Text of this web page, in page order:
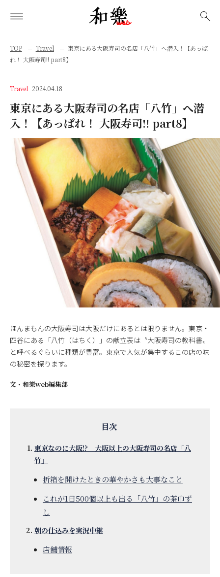
TOP Travel
東京にある大阪寿司の名店「八竹」へ潜入！【あっぱ
れ！ 大阪寿司!! part8】
Travel 2024.04.18
東京にある大阪寿司の名店「八竹」へ潜
入！【あっぱれ！ 大阪寿司!! part8】
ほんまもんの大阪寿司は大阪だけにあるとは限りません。東京・
四谷にある「八竹（はちく）」の献立表は〝大阪寿司の教科書〟
と呼べるぐらいに種類が豊富。東京で人気が集中するこの店の味
の秘密を探ります。
文・ 和樂web編集部
東京なのに大阪!? 大阪以上の大阪寿司の名店「八
竹」
折箱を開けたときの華やかさも大事なこと
これが1日500個以上も出る「八竹」の茶巾ず
し
朝の仕込みを実況中継
店舗情報